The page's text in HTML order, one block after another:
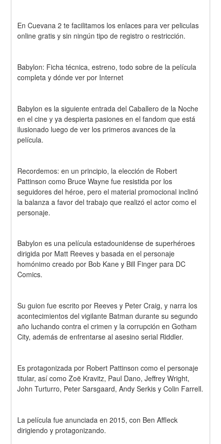
En Cuevana 2 te facilitamos los enlaces para ver peliculas
online gratis y sin ningún tipo de registro o restricción.
Babylon: Ficha técnica, estreno, todo sobre de la película
completa y dónde ver por Internet
Babylon es la siguiente entrada del Caballero de la Noche
en el cine y ya despierta pasiones en el fandom que está
ilusionado luego de ver los primeros avances de la
película.
Recordemos: en un principio, la elección de Robert
Pattinson como Bruce Wayne fue resistida por los
seguidores del héroe, pero el material promocional inclinó
la balanza a favor del trabajo que realizó el actor como el
personaje.
Babylon es una película estadounidense de superhéroes
dirigida por Matt Reeves y basada en el personaje
homónimo creado por Bob Kane y Bill Finger para DC
Comics.
Su guion fue escrito por Reeves y Peter Craig, y narra los
acontecimientos del vigilante Batman durante su segundo
año luchando contra el crimen y la corrupción en Gotham
City, además de enfrentarse al asesino serial Riddler.
Es protagonizada por Robert Pattinson como el personaje
titular, así como Zoë Kravitz, Paul Dano, Jeffrey Wright,
John Turturro, Peter Sarsgaard, Andy Serkis y Colin Farrell.
La película fue anunciada en 2015, con Ben Affleck
dirigiendo y protagonizando.